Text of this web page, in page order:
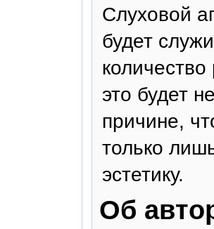
Слуховой
будет
это будет
причине,
только
эстетику.
Об